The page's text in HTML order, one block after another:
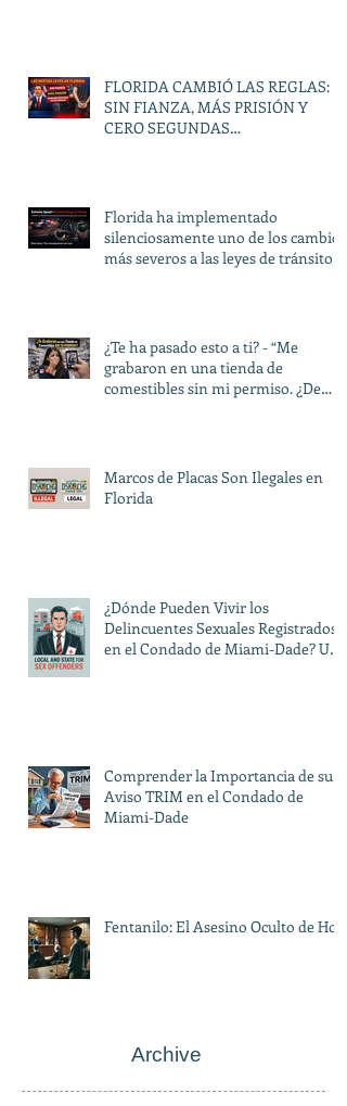
FLORIDA CAMBIÓ LAS REGLAS:
SIN FIANZA, MÁS PRISIÓN Y
CERO SEGUNDAS
Florida ha implementado
silenciosamente uno de los cambios
más severos a las leyes de tránsito
¿Te ha pasado esto a ti? - “Me
grabaron en una tienda de
comestibles sin mi permiso. ¿De
Marcos de Placas Son Ilegales en
Florida
¿Dónde Pueden Vivir los
Delincuentes Sexuales Registrados
en el Condado de Miami-Dade? Una
Comprender la Importancia de su
Aviso TRIM en el Condado de
Miami-Dade
Fentanilo: El Asesino Oculto de Hoy
Archive